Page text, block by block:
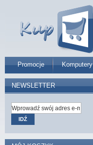
Promocje Komputery
NEWSLETTER
IDŹ